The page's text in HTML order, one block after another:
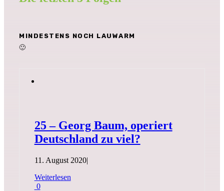
MINDESTENS NOCH LAUWARM
🙂
25 – Georg Baum, operiert
Deutschland zu viel?
11. August 2020|
Weiterlesen
0